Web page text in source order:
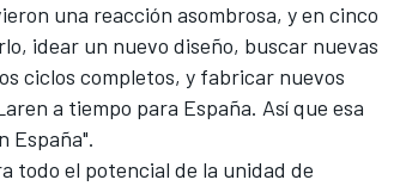
una reacción asombrosa, y en cinco
idear un nuevo diseño, buscar nuevas
ciclos completos, y fabricar nuevos
a tiempo para España. Así que esa
España".
todo el potencial de la unidad de